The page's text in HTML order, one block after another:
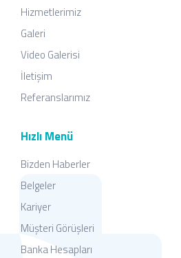
Hizmetlerimiz
Galeri
Video Galerisi
İletişim
Referanslarımız
Hızlı Menü
Bizden Haberler
Belgeler
Kariyer
Müşteri Görüşleri
Banka Hesapları